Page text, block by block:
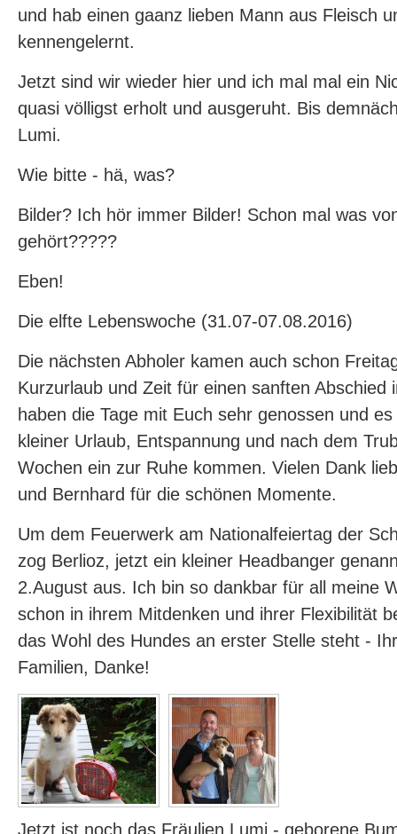
und hab einen gaanz lieben Mann aus Fleisch
kennengelernt.
Jetzt sind wir wieder hier und ich mal mal ein
quasi völligst erholt und ausgeruht. Bis
Lumi.
Wie bitte - hä, was?
Bilder? Ich hör immer Bilder! Schon mal was
gehört?????
Eben!
Die elfte Lebenswoche (31.07-07.08.2016)
Die nächsten Abholer kamen auch schon
Kurzurlaub und Zeit für einen sanften Abschied
haben die Tage mit Euch sehr genossen und
kleiner Urlaub, Entspannung und nach dem
Wochen ein zur Ruhe kommen. Vielen Dank
und Bernhard für die schönen Momente.
Um dem Feuerwerk am Nationalfeiertag der
zog Berlioz, jetzt ein kleiner Headbanger
2.August aus. Ich bin so dankbar für all meine
schon in ihrem Mitdenken und ihrer Flexibilität
das Wohl des Hundes an erster Stelle steht -
Familien, Danke!
Jetzt ist noch das Fräulien Lumi - geborene